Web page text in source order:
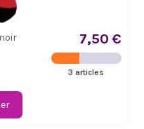
7,50 €
3 articles